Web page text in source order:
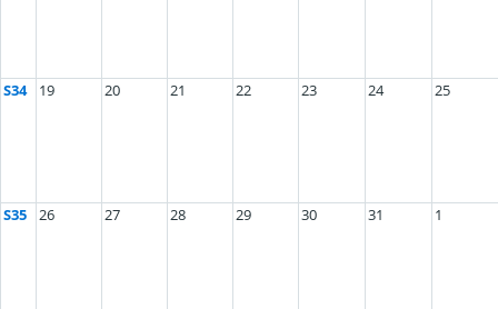
S34 19 20 21 22 23 24 25
S35 26 27 28 29 30 31 1